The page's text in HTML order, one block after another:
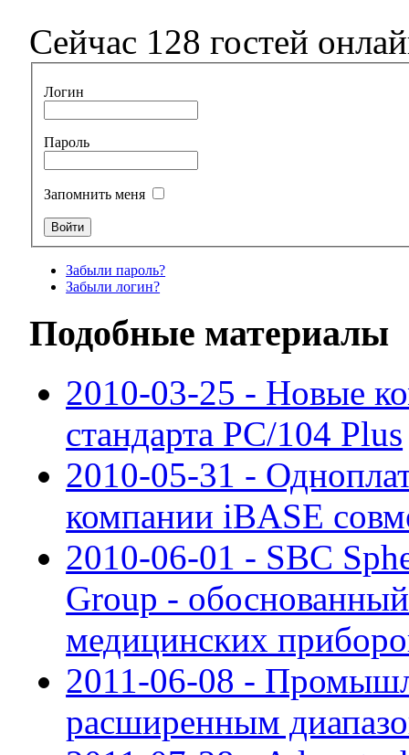
Сейчас 128 гостей
Логин
Пароль
Запомнить меня
Забыли пароль?
Забыли логин?
Подобные материалы
2010-03-25 - Новые
стандарта PC/104 Plus
2010-05-31 -
компании iBASE
2010-06-01 - SBC
Group -
медицинских
2011-06-08 -
расширенным